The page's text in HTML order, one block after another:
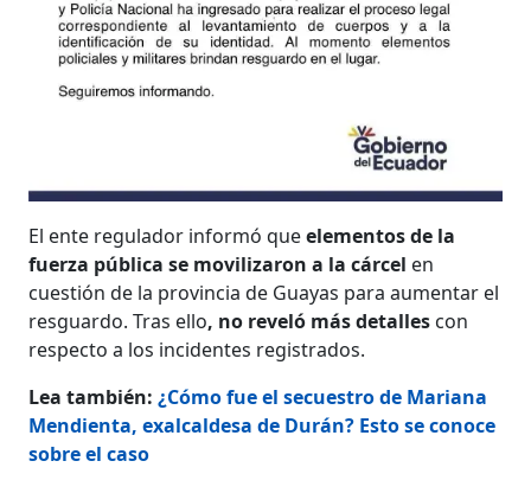
El ente regulador informó queelementos de la
fuerza pública se movilizaron a la cárcel en
cuestión de la provincia de Guayas para aumentar el
resguardo. Tras ello, no reveló más detalles con
respecto a los incidentes registrados.
Lea también:¿Cómo fue el secuestro de Mariana
Mendienta, exalcaldesa de Durán? Esto se conoce
sobre el caso